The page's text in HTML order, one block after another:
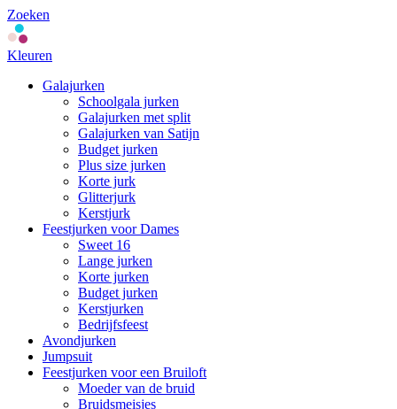
Zoeken
Kleuren
Galajurken
Schoolgala jurken
Galajurken met split
Galajurken van Satijn
Budget jurken
Plus size jurken
Korte jurk
Glitterjurk
Kerstjurk
Feestjurken voor Dames
Sweet 16
Lange jurken
Korte jurken
Budget jurken
Kerstjurken
Bedrijfsfeest
Avondjurken
Jumpsuit
Feestjurken voor een Bruiloft
Moeder van de bruid
Bruidsmeisjes